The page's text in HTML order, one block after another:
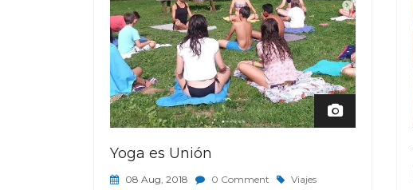
Yoga es Unión
08 Aug, 2018 0 Comment Viajes